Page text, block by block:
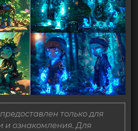
только для
и ознакомления. Для